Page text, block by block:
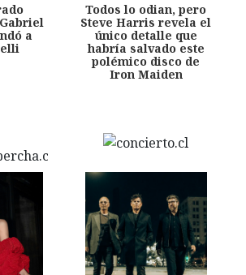
a
Todos lo odian, pero
Steve Harris revela el
único detalle que
habría salvado este
polémico disco de
Iron Maiden